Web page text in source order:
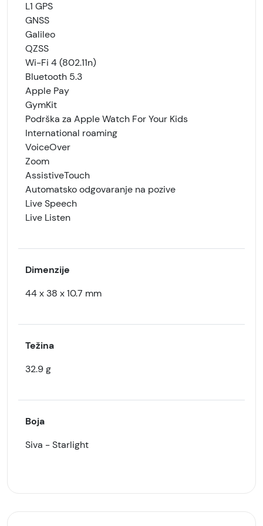
L1 GPS
GNSS
Galileo
QZSS
Wi-Fi 4 (802.11n)
Bluetooth 5.3
Apple Pay
GymKit
Podrška za Apple Watch For Your Kids
International roaming
VoiceOver
Zoom
AssistiveTouch
Automatsko odgovaranje na pozive
Live Speech
Live Listen
Dimenzije
44 x 38 x 10.7 mm
Težina
32.9 g
Boja
Siva - Starlight